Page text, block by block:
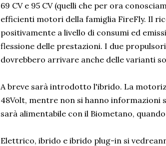
69 CV e 95 CV (quelli che per ora
efficienti motori della famiglia FireFly. Il
positivamente a livello di consumi ed
flessione delle prestazioni. I due
dovrebbero arrivare anche delle varianti
A breve sarà introdotto l'ibrido. La
48Volt, mentre non si hanno informazioni
sarà alimentabile con il Biometano,
Elettrico, ibrido e ibrido plug-in si